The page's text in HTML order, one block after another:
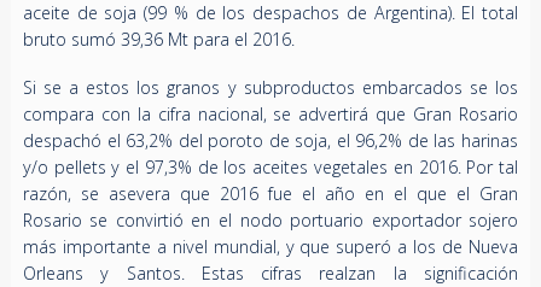
aceite de soja (99 % de los despachos de Argentina). El total
bruto sumó 39,36 Mt para el 2016. ​
Si se a estos los granos y subproductos embarcados se los
compara con la cifra nacional, se advertirá que Gran Rosario
despachó el 63,2% del poroto de soja, el 96,2% de las harinas
y/o pellets y el 97,3% de los aceites vegetales en 2016. Por tal
razón, se asevera que 2016 fue el año en el que el Gran
Rosario se convirtió en el nodo portuario exportador sojero
más importante a nivel mundial, y que superó a los de Nueva
Orleans y Santos. Estas cifras realzan la significación